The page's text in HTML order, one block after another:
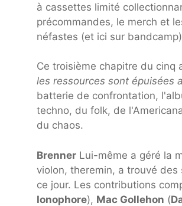
à cassettes limité
précommandes, le merch et
néfastes (et ici sur
Ce troisième chapitre du cinq
les ressources sont épuisées
batterie de confrontation,
techno, du folk, de
du chaos.
Brenner Lui-même a géré la
violon, theremin, a trouvé
ce jour. Les contributions
Ionophore), Mac Gollehon (